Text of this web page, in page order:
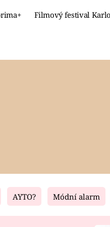
Filmový festival
Living
AYTO? Módní alarm